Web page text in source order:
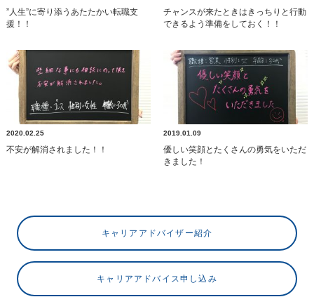
”人生”に寄り添うあたたかい転職支
援！！
チャンスが来たときはきっちりと行動
できるよう準備をしておく！！
2020.02.25
不安が解消されました！！
2019.01.09
優しい笑顔とたくさんの勇気をいただ
きました！
キャリアアドバイザー紹介
キャリアアドバイス申し込み